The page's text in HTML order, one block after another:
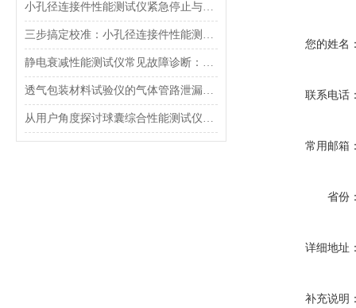
小孔径连接件性能测试仪紧急停止与异常状态下的安全复位操作
三步搞定校准：小孔径连接件性能测试仪的每日开机自检流程详解
静电衰减性能测试仪常见故障诊断：充电不稳定与电位漂移排查
透气包装材料试验仪的气体管路泄漏防护与废气排放系统详解
从用户角度探讨球囊综合性能测试仪的故障问题
您的姓名
联系电话
常用邮箱
省份
详细地址
补充说明